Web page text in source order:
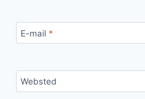
E-mail *
Websted